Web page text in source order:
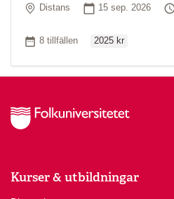
Plats
Distans Startdatum
15 sep. 2026
Antal tillfällen
8 tillfällen 2025 kr
Kurser & utbildningar